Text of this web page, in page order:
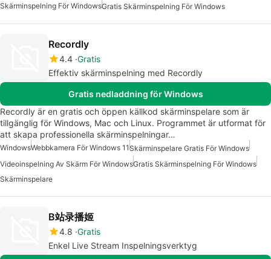
Skärminspelning För WindowsGratis Skärminspelning För Windows
Recordly
4.4 Gratis
Effektiv skärminspelning med Recordly
Gratis nedladdning för Windows
Recordly är en gratis och öppen källkod skärminspelare som är
tillgänglig för Windows, Mac och Linux. Programmet är utformat för
att skapa professionella skärminspelningar…
WindowsWebbkamera För Windows 11Skärminspelare Gratis För Windows
Videoinspelning Av Skärm För WindowsGratis Skärminspelning För Windows
Skärminspelare
B站录播姬
4.8 Gratis
Enkel Live Stream Inspelningsverktyg